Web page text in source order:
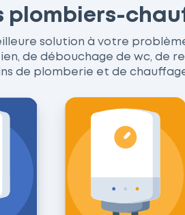
plombiers-
solution à votre
de débouchage de wc, de
de plomberie et de